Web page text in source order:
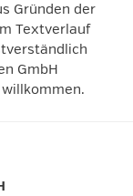
Gründen der
Textverlauf
GmbH